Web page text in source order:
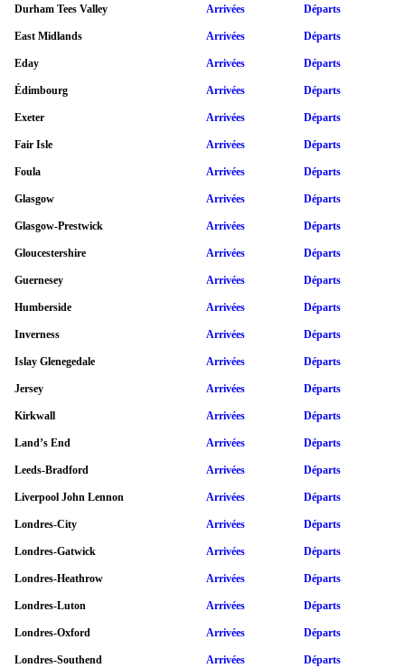
Durham Tees Valley Arrivées Départs
East Midlands Arrivées Départs
Eday Arrivées Départs
Édimbourg Arrivées Départs
Exeter Arrivées Départs
Fair Isle Arrivées Départs
Foula Arrivées Départs
Glasgow Arrivées Départs
Glasgow-Prestwick Arrivées Départs
Gloucestershire Arrivées Départs
Guernesey Arrivées Départs
Humberside Arrivées Départs
Inverness Arrivées Départs
Islay Glenegedale Arrivées Départs
Jersey Arrivées Départs
Kirkwall Arrivées Départs
Land’s End Arrivées Départs
Leeds-Bradford Arrivées Départs
Liverpool John Lennon Arrivées Départs
Londres-City Arrivées Départs
Londres-Gatwick Arrivées Départs
Londres-Heathrow Arrivées Départs
Londres-Luton Arrivées Départs
Londres-Oxford Arrivées Départs
Londres-Southend Arrivées Départs